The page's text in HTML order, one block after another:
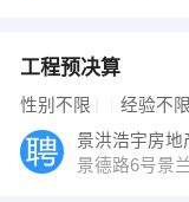
工程预决算
性别不限 经验不限
景洪浩宇房地
景德路6号景